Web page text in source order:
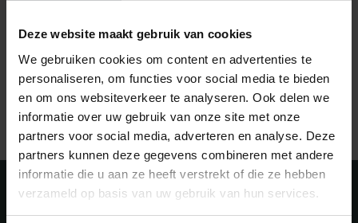
Deze website maakt gebruik van cookies
We gebruiken cookies om content en advertenties te
personaliseren, om functies voor social media te bieden
en om ons websiteverkeer te analyseren. Ook delen we
informatie over uw gebruik van onze site met onze
partners voor social media, adverteren en analyse. Deze
partners kunnen deze gegevens combineren met andere
informatie die u aan ze heeft verstrekt of die ze hebben
verzameld op basis van uw gebruik van hun services.
Geen producten gevonden!
Gratis verzending vanaf €50,-
Meld je aan voor onze nieuwsbrief!
AANMELDEN